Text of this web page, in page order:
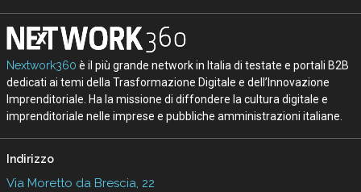
Nextwork360 è il più grande network in Italia di testate e portali B2B
dedicati ai temi della Trasformazione Digitale e dell’Innovazione
Imprenditoriale. Ha la missione di diffondere la cultura digitale e
imprenditoriale nelle imprese e pubbliche amministrazioni italiane.
Indirizzo
Via Moretto da Brescia, 22